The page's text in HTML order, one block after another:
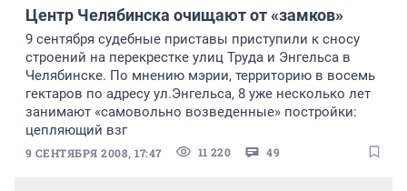
Центр Челябинска очищают от «замков»
9 сентября судебные приставы приступили к сносу
строений на перекрестке улиц Труда и Энгельса в
Челябинске. По мнению мэрии, территорию в восемь
гектаров по адресу ул.Энгельса, 8 уже несколько лет
занимают «самовольно возведенные» постройки:
цепляющий взг
9 СЕНТЯБРЯ 2008, 17:47 11 220 49